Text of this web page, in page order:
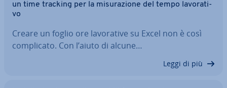
un time tracking per la mi­su­ra­zio­ne del tempo la­vo­ra­ti­
vo
Creare un foglio ore la­vo­ra­ti­ve su Excel non è così
com­pli­ca­to. Con l’aiuto di alcune…
Leggi di più